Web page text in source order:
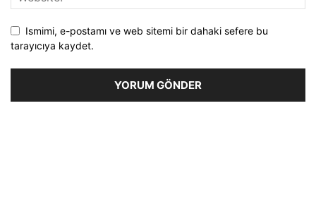
Ismimi, e-postamı ve web sitemi bir dahaki sefere bu
tarayıcıya kaydet.